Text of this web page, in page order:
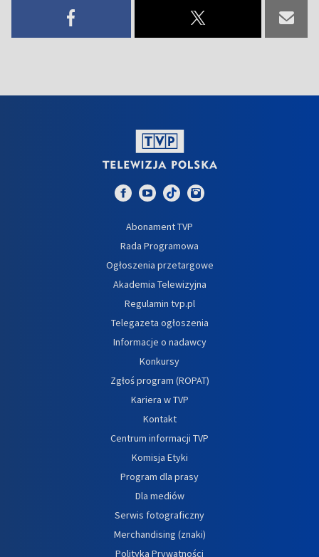
Abonament TVP
Rada Programowa
Ogłoszenia przetargowe
Akademia Telewizyjna
Regulamin tvp.pl
Telegazeta ogłoszenia
Informacje o nadawcy
Konkursy
Zgłoś program (ROPAT)
Kariera w TVP
Kontakt
Centrum informacji TVP
Komisja Etyki
Program dla prasy
Dla mediów
Serwis fotograficzny
Merchandising (znaki)
Polityka Prywatności